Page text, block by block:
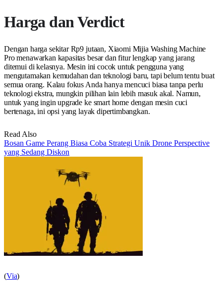
Harga dan Verdict
Dengan harga sekitar Rp9 jutaan, Xiaomi Mijia Washing Machine
Pro menawarkan kapasitas besar dan fitur lengkap yang jarang
ditemui di kelasnya. Mesin ini cocok untuk pengguna yang
mengutamakan kemudahan dan teknologi baru, tapi belum tentu buat
semua orang. Kalau fokus Anda hanya mencuci biasa tanpa perlu
teknologi ekstra, mungkin pilihan lain lebih masuk akal. Namun,
untuk yang ingin upgrade ke smart home dengan mesin cuci
bertenaga, ini opsi yang layak dipertimbangkan.
Read Also
Bosan Game Perang Biasa Coba Strategi Unik Drone Perspective
yang Sedang Diskon
(Via)